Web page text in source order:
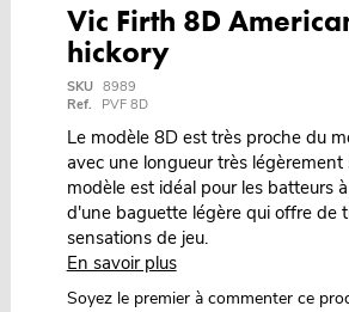
Vic Firth 8D
hickory
SKU 8989
Ref.
PVF 8D
Le modèle 8D est très proche du
avec une longueur très légèrement
modèle est idéal pour les batteurs
d'une baguette légère qui offre de
sensations de jeu.
En savoir plus
Soyez le premier à commenter ce